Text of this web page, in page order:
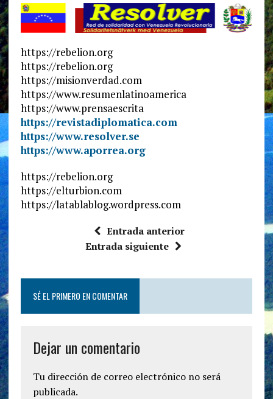
https://rebelion.org
https://rebelion.org
https://misionverdad.com
https://www.resumenlatinoamerica
https://www.prensaescrita
https://revistadiplomatica.com
https://www.resolver.se
https://www.aporrea.org
https://rebelion.org
https://elturbion.com
https://latablablog.wordpress.com
Entrada anterior
Entrada siguiente
SÉ EL PRIMERO EN COMENTAR
Dejar un comentario
Tu dirección de correo electrónico no será
publicada.